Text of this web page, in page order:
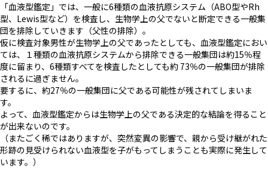
「血液型鑑定」では、一般に6種類の血液抗原システム（ABO型やRh
型、Lewis型など）を検査し、生物学上の父でないと断定できる一般集
団を排除していきます（父性の排除）。
仮に検査対象男性が生物学上の父であったとしても、血液型鑑定におい
ては、１種類の血液抗原システムから排除できる一般集団は約15％程
度に留まり、6種類すべてを検査したとしても約 73％の一般集団が排除
されるに過ぎません。
要するに、約27％の一般集団に父である可能性が残されてしまいま
す。
よって、血液型鑑定からは生物学上の父である決定的な結論を得ること
が出来ないのです。
（またごく稀ではありますが、突然変異の影響で、親から受け継がれた
形跡の見受けられない血液型を子がもってしまうことも実際に発生して
います。）